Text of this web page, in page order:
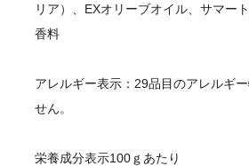
リア）、EXオリーブオイル、サマー
香料
アレルギー表示：29品目のアレルギ
せん。
栄養成分表示100ｇあたり